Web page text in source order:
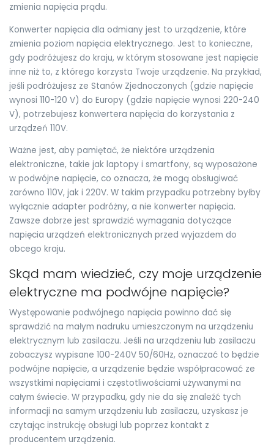
zmienia napięcia prądu.
Konwerter napięcia dla odmiany jest to urządzenie, które
zmienia poziom napięcia elektrycznego. Jest to konieczne,
gdy podróżujesz do kraju, w którym stosowane jest napięcie
inne niż to, z którego korzysta Twoje urządzenie. Na przykład,
jeśli podróżujesz ze Stanów Zjednoczonych (gdzie napięcie
wynosi 110-120 V) do Europy (gdzie napięcie wynosi 220-240
V), potrzebujesz konwertera napięcia do korzystania z
urządzeń 110V.
Ważne jest, aby pamiętać, że niektóre urządzenia
elektroniczne, takie jak laptopy i smartfony, są wyposażone
w podwójne napięcie, co oznacza, że mogą obsługiwać
zarówno 110V, jak i 220V. W takim przypadku potrzebny byłby
wyłącznie adapter podróżny, a nie konwerter napięcia.
Zawsze dobrze jest sprawdzić wymagania dotyczące
napięcia urządzeń elektronicznych przed wyjazdem do
obcego kraju.
Skąd mam wiedzieć, czy moje urządzenie
elektryczne ma podwójne napięcie?
Występowanie podwójnego napięcia powinno dać się
sprawdzić na małym nadruku umieszczonym na urządzeniu
elektrycznym lub zasilaczu. Jeśli na urządzeniu lub zasilaczu
zobaczysz wypisane 100-240V 50/60Hz, oznaczać to będzie
podwójne napięcie, a urządzenie będzie współpracować ze
wszystkimi napięciami i częstotliwościami używanymi na
całym świecie. W przypadku, gdy nie da się znaleźć tych
informacji na samym urządzeniu lub zasilaczu, uzyskasz je
czytając instrukcję obsługi lub poprzez kontakt z
producentem urządzenia.